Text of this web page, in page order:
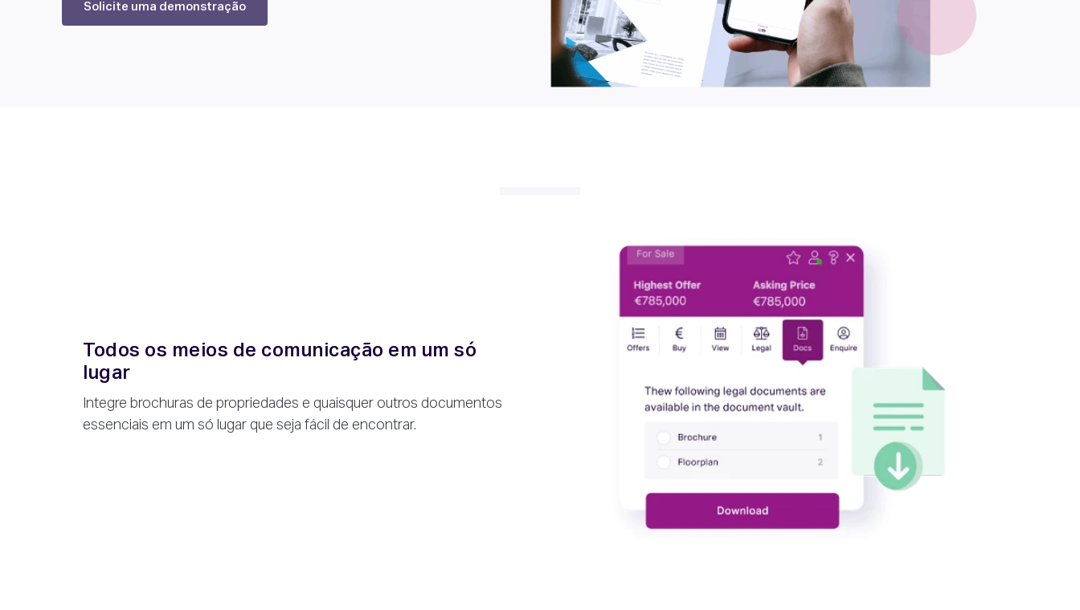
Solicite uma demonstração
Todos os meios de comunicação em um só
lugar
Integre brochuras de propriedades e quaisquer outros documentos
essenciais em um só lugar que seja fácil de encontrar.